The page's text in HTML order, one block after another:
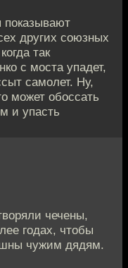
показывают
других союзных
так
с моста упадет,
самолет. Ну,
может обоссать
и упасть
чечены,
годах, чтобы
чужим дядям.